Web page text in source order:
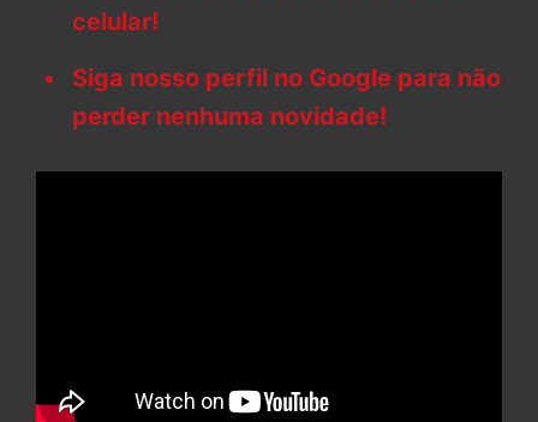
celular!
Siga nosso perfil no Google para não
perder nenhuma novidade!